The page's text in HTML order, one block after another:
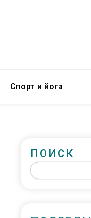
Спорт и йога
ПОИСК